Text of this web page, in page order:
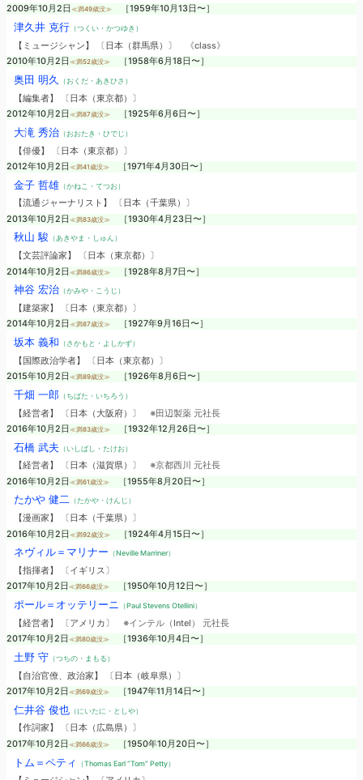
2009年10月2日 ≪満49歳没≫ ［1959年10月13日〜］
津久井 克行（つくい・かつゆき）
【ミュージシャン】 〔日本（群馬県）〕
《class》
2010年10月2日 ≪満52歳没≫ ［1958年6月18日〜］
奥田 明久 （おくだ・あきひさ）
【編集者】 〔日本（東京都）〕
2012年10月2日 ≪満87歳没≫ ［1925年6月6日〜］
大滝 秀治（おおたき・ひでじ）
【俳優】 〔日本（東京都）〕
2012年10月2日 ≪満41歳没≫ ［1971年4月30日〜］
金子 哲雄（かねこ・てつお）
【流通ジャーナリスト】 〔日本（千葉県）〕
2013年10月2日 ≪満83歳没≫ ［1930年4月23日〜］
秋山 駿 （あきやま・しゅん）
【文芸評論家】 〔日本（東京都）〕
2014年10月2日 ≪満86歳没≫ ［1928年8月7日〜］
神谷 宏治（かみや・こうじ）
【建築家】 〔日本（東京都）〕
2014年10月2日 ≪満87歳没≫ ［1927年9月16日〜］
坂本 義和 （さかもと・よしかず）
【国際政治学者】 〔日本（東京都）〕
2015年10月2日 ≪満89歳没≫ ［1926年8月6日〜］
千畑 一郎（ちばた・いちろう）
【経営者】 〔日本（大阪府）〕 ※田辺製薬 元社長
2016年10月2日 ≪満83歳没≫ ［1932年12月26日〜］
石橋 武夫 （いしばし・たけお）
【経営者】 〔日本（滋賀県）〕 ※京都西川 元社長
2016年10月2日 ≪満61歳没≫ ［1955年8月20日〜］
たかや 健二（たかや・けんじ）
【漫画家】 〔日本（千葉県）〕
2016年10月2日 ≪満92歳没≫ ［1924年4月15日〜］
ネヴィル＝マリナー （Neville Marriner）
【指揮者】 〔イギリス〕
2017年10月2日 ≪満66歳没≫ ［1950年10月12日〜］
ポール＝オッテリーニ （Paul Stevens Otellini）
【経営者】 〔アメリカ〕 ※インテル（Intel） 元社長
2017年10月2日 ≪満80歳没≫ ［1936年10月4日〜］
土野 守（つちの・まもる）
【自治官僚、政治家】 〔日本（岐阜県）〕
2017年10月2日 ≪満69歳没≫ ［1947年11月14日〜］
仁井谷 俊也（にいたに・としや）
【作詞家】 〔日本（広島県）〕
2017年10月2日 ≪満66歳没≫ ［1950年10月20日〜］
トム＝ペティ （Thomas Earl “Tom” Petty）